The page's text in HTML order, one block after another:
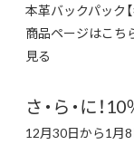
本革バックパック【
商品ページはこ
見る
さ・ら・に
12月30日から1月